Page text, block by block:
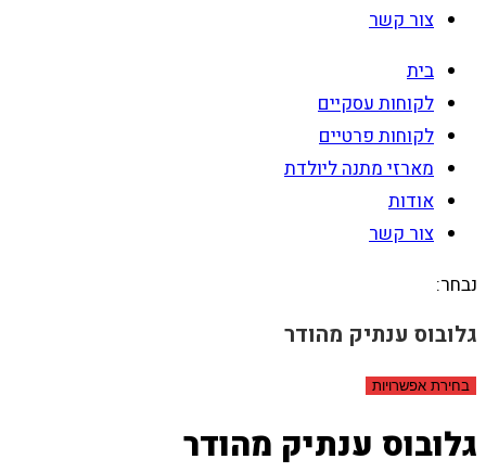
צור קשר
בית
לקוחות עסקיים
לקוחות פרטיים
מארזי מתנה ליולדת
אודות
צור קשר
נבחר:
גלובוס ענתיק מהודר
בחירת אפשרויות
גלובוס ענתיק מהודר